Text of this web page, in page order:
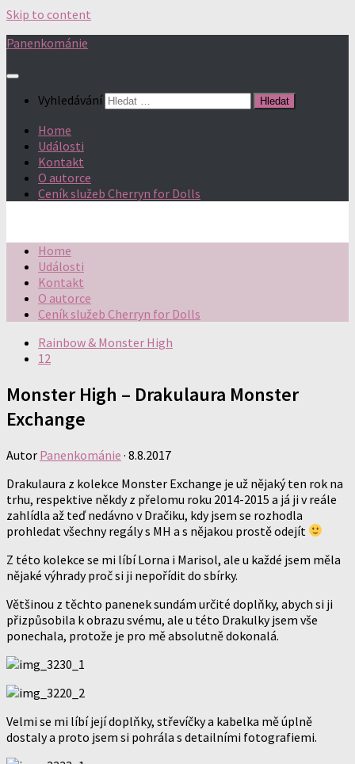
Skip to content
Panenkománie
Vyhledávání
Home
Události
Kontakt
O autorce
Ceník služeb Cherryn for Dolls
Home
Události
Kontakt
O autorce
Ceník služeb Cherryn for Dolls
Rainbow & Monster High
12
Monster High – Drakulaura Monster
Exchange
Autor Panenkománie · 8.8.2017
Drakulaura z kolekce Monster Exchange je už nějaký ten rok na
trhu, respektive někdy z přelomu roku 2014-2015 a já ji v reále
zahlídla až teď nedávno v Dračiku, kdy jsem se rozhodla
prohledat všechny regály s MH a s nějakou prostě odejít
Z této kolekce se mi líbí Lorna i Marisol, ale u každé jsem měla
nějaké výhrady proč si ji nepořídit do sbírky.
Většinou z těchto panenek sundám určité doplňky, abych si ji
přizpůsobila k obrazu svému, ale u této Drakulky jsem vše
ponechala, protože je pro mě absolutně dokonalá.
Velmi se mi líbí její doplňky, střevíčky a kabelka mě úplně
dostaly a proto jsem si pohrála s detailními fotografiemi.